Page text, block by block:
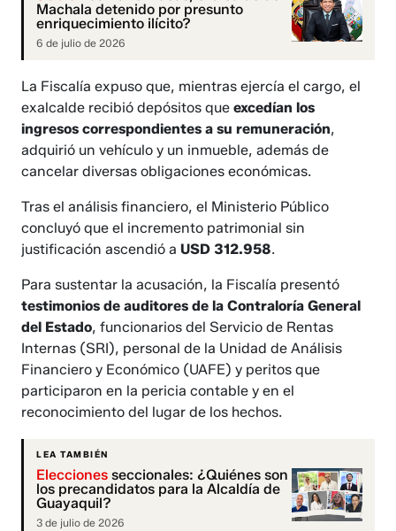
Machala detenido por presunto
enriquecimiento ilícito?
6 de julio de 2026
La Fiscalía expuso que, mientras ejercía el cargo, el
exalcalde recibió depósitos queexcedían los
ingresos correspondientes a su remuneración,
adquirió un vehículo y un inmueble, además de
cancelar diversas obligaciones económicas.
Tras el análisis financiero, el Ministerio Público
concluyó que el incremento patrimonial sin
justificación ascendió aUSD 312.958.
Para sustentar la acusación, la Fiscalía presentó
testimonios de auditores de la Contraloría General
del Estado, funcionarios del Servicio de Rentas
Internas (SRI), personal de la Unidad de Análisis
Financiero y Económico (UAFE) y peritos que
participaron en la pericia contable y en el
reconocimiento del lugar de los hechos.
LEA TAMBIÉN
Elecciones seccionales: ¿Quiénes son
los precandidatos para la Alcaldía de
Guayaquil?
3 de julio de 2026